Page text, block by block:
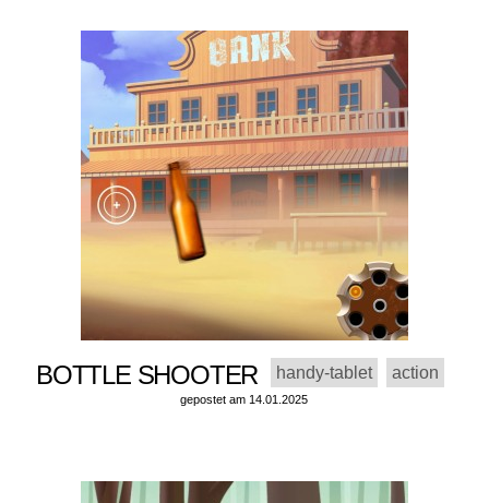
BOTTLE SHOOTER handy-tablet action
gepostet am 14.01.2025